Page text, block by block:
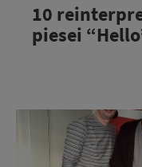
10
piesei